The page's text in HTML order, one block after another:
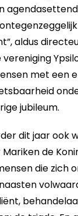
agendasettend
aldus
met een
jubileum.
dit jaar ook
de
die zich